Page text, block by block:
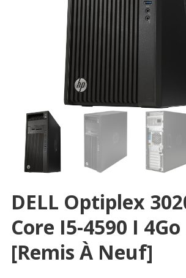
DELL Optiplex
Core I5-4590 I
[Remis À Neuf]